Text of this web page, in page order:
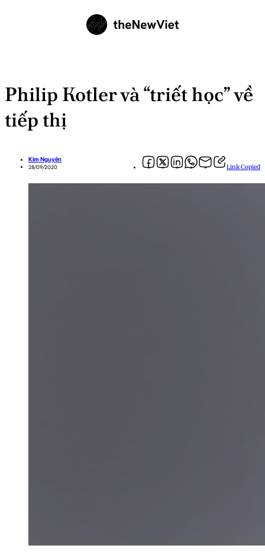
Philip Kotler và “triết học” về
tiếp thị
Kim Nguyên
28/09/2020 Link Copied